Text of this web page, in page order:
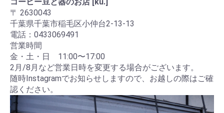
〒 2630043
千葉県千葉市稲毛区小仲台2-13-13
電話：0433069491
営業時間
金・土・日 11:00〜17:00
2月/8月など営業日時を変更する場合がございます。
随時Instagramでお知らせしますので、お越しの際はご確
認ください。